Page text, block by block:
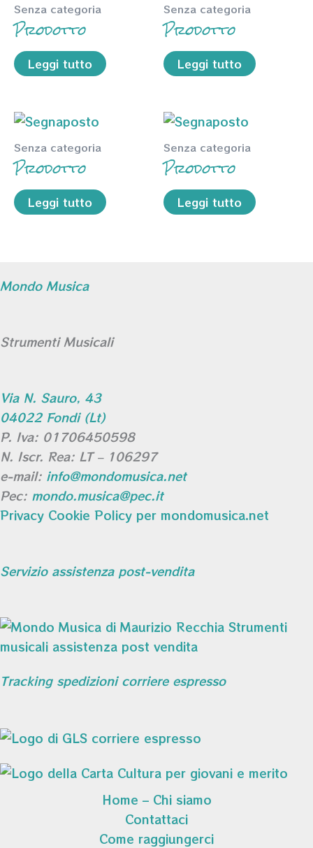
Senza categoria
Prodotto
Leggi tutto
Senza categoria
Prodotto
Leggi tutto
Senza categoria
Prodotto
Leggi tutto
Senza categoria
Prodotto
Leggi tutto
Mondo Musica
Strumenti Musicali
Via N. Sauro, 43
04022 Fondi (Lt)
P. Iva: 01706450598
N. Iscr. Rea: LT – 106297
e-mail: info@mondomusica.net
Pec: mondo.musica@pec.it
Privacy Cookie Policy per mondomusica.net
Servizio assistenza post-vendita
Tracking spedizioni corriere espresso
Home – Chi siamo
Contattaci
Come raggiungerci